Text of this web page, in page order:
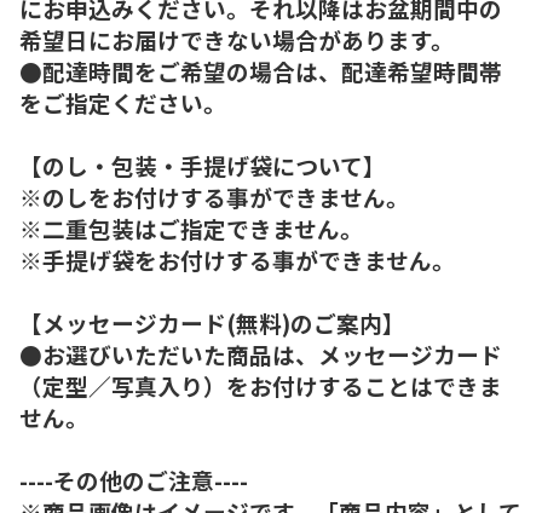
にお申込みください。それ以降はお盆期間中の
希望日にお届けできない場合があります。
●配達時間をご希望の場合は、配達希望時間帯
をご指定ください。
【のし・包装・手提げ袋について】
※のしをお付けする事ができません。
※二重包装はご指定できません。
※手提げ袋をお付けする事ができません。
【メッセージカード(無料)のご案内】
●お選びいただいた商品は、メッセージカード
（定型／写真入り）をお付けすることはできま
せん。
----その他のご注意----